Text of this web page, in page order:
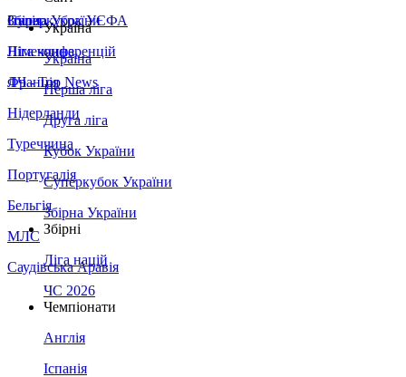
Збірна України
Італія
Німеччина
Франція
Нідерланди
Туреччина
Португалія
Бельгія
МЛС
Саудівська Аравія
Суперкубок УЄФА
Ліга конференцій
ЛЧ - Top News
Україна
Україна
Перша ліга
Друга ліга
Кубок України
Суперкубок України
Збірна України
Збірні
Ліга націй
ЧС 2026
Чемпіонати
Англія
Іспанія